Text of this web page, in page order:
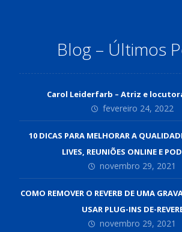
Blog – Últimos
Carol Leiderfarb – Atriz e
fevereiro 24, 2022
10 DICAS PARA MELHORAR A
LIVES, REUNIÕES ONLINE E
novembro 29, 2021
COMO REMOVER O REVERB DE UMA
USAR PLUG-INS DE-
novembro 29, 2021